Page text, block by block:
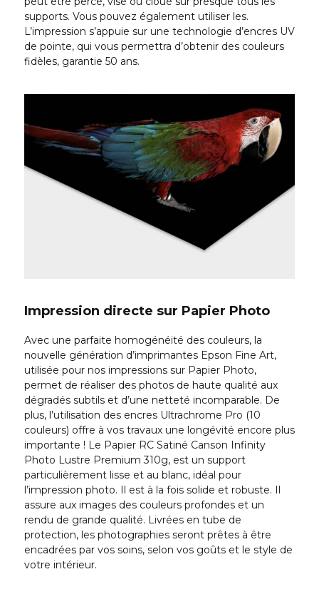
supports. Vous pouvez également utiliser les.
L’impression s’appuie sur une technologie d’encres UV
de pointe, qui vous permettra d’obtenir des couleurs
fidèles, garantie 50 ans.
Impression directe sur Papier Photo
Avec une parfaite homogénéité des couleurs, la
nouvelle génération d’imprimantes Epson Fine Art,
utilisée pour nos impressions sur Papier Photo,
permet de réaliser des photos de haute qualité aux
dégradés subtils et d’une netteté incomparable. De
plus, l’utilisation des encres Ultrachrome Pro (10
couleurs) offre à vos travaux une longévité encore plus
importante ! Le Papier RC Satiné Canson Infinity
Photo Lustre Premium 310g, est un support
particulièrement lisse et au blanc, idéal pour
l’impression photo. Il est à la fois solide et robuste. Il
assure aux images des couleurs profondes et un
rendu de grande qualité. Livrées en tube de
protection, les photographies seront prêtes à être
encadrées par vos soins, selon vos goûts et le style de
votre intérieur.